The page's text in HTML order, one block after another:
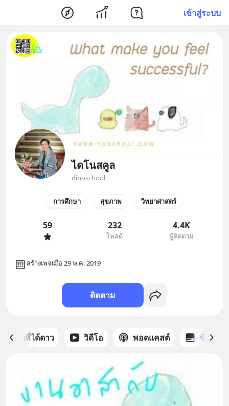
เข้าสู่ระบบ
ไดโนสคูล
dinoschool
การศึกษา สุขภาพ วิทยาศาสตร์
59 232
โพสต์
4.4K
ผู้ติดตาม
สร้างเพจเมื่อ 29 พ.ค. 2019
ติดตาม
โพสต์ที่ได้ดาว วิดีโอ พอดแคสต์ ซีรีส์